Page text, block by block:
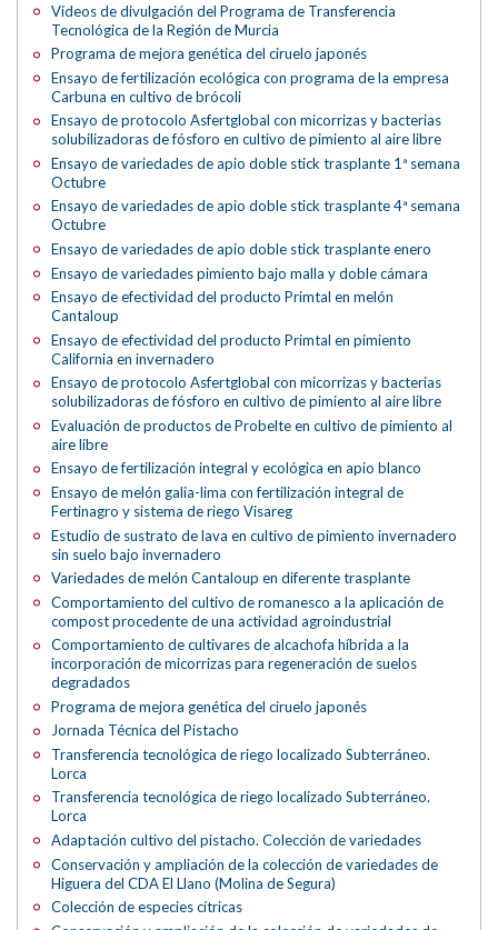
Vídeos de divulgación del Programa de Transferencia
Tecnológica de la Región de Murcia
Programa de mejora genética del ciruelo japonés
Ensayo de fertilización ecológica con programa de la empresa
Carbuna en cultivo de brócoli
Ensayo de protocolo Asfertglobal con micorrizas y bacterias
solubilizadoras de fósforo en cultivo de pimiento al aire libre
Ensayo de variedades de apio doble stick trasplante 1ª semana
Octubre
Ensayo de variedades de apio doble stick trasplante 4ª semana
Octubre
Ensayo de variedades de apio doble stick trasplante enero
Ensayo de variedades pimiento bajo malla y doble cámara
Ensayo de efectividad del producto Primtal en melón
Cantaloup
Ensayo de efectividad del producto Primtal en pimiento
California en invernadero
Ensayo de protocolo Asfertglobal con micorrizas y bacterias
solubilizadoras de fósforo en cultivo de pimiento al aire libre
Evaluación de productos de Probelte en cultivo de pimiento al
aire libre
Ensayo de fertilización integral y ecológica en apio blanco
Ensayo de melón galia-lima con fertilización integral de
Fertinagro y sistema de riego Visareg
Estudio de sustrato de lava en cultivo de pimiento invernadero
sin suelo bajo invernadero
Variedades de melón Cantaloup en diferente trasplante
Comportamiento del cultivo de romanesco a la aplicación de
compost procedente de una actividad agroindustrial
Comportamiento de cultivares de alcachofa híbrida a la
incorporación de micorrizas para regeneración de suelos
degradados
Programa de mejora genética del ciruelo japonés
Jornada Técnica del Pistacho
Transferencia tecnológica de riego localizado Subterráneo.
Lorca
Transferencia tecnológica de riego localizado Subterráneo.
Lorca
Adaptación cultivo del pistacho. Colección de variedades
Conservación y ampliación de la colección de variedades de
Higuera del CDA El Llano (Molina de Segura)
Colección de especies cítricas